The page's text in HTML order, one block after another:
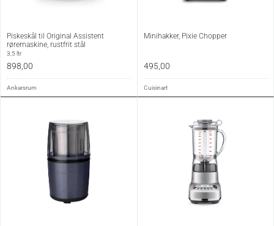
Piskeskål til Original Assistent
røremaskine, rustfrit stål
3,5 ltr
898,00
Ankarsrum
Minihakker, Pixie Chopper
495,00
Cuisinart